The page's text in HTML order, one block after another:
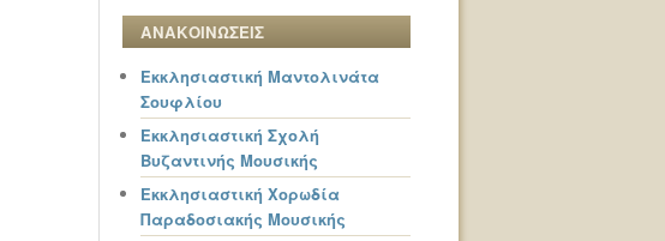
ΑΝΑΚΟΙΝΩΣΕΙΣ
Εκκλησιαστική Μαντολινάτα
Σουφλίου
Εκκλησιαστική Σχολή
Βυζαντινής Μουσικής
Εκκλησιαστική Χορωδία
Παραδοσιακής Μουσικής